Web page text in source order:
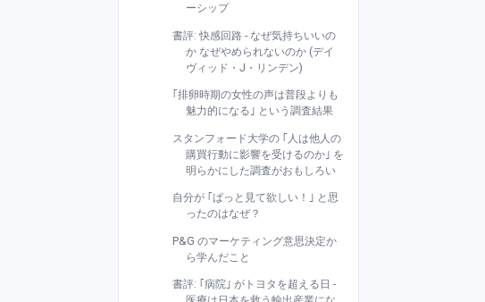
ーシップ
書評: 快感回路 - なぜ気持ちいいの
か なぜやめられないのか (デイ
ヴィッド・J・リンデン)
｢排卵時期の女性の声は普段よりも
魅力的になる｣ という調査結果
スタンフォード大学の ｢人は他人の
購買行動に影響を受けるのか｣ を
明らかにした調査がおもしろい
自分が ｢ぱっと見て欲しい！｣ と思
ったのはなぜ？
P&G のマーケティング意思決定か
ら学んだこと
書評: ｢病院｣ がトヨタを超える日 -